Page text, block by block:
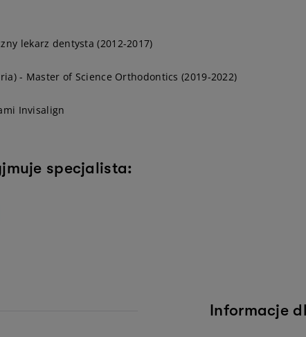
lekarz dentysta (2012-2017)
- Master of Science Orthodontics (2019-2022)
Invisalign
specjalista:
Informacje